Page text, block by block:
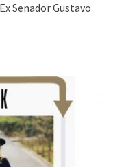
Senador Gustavo